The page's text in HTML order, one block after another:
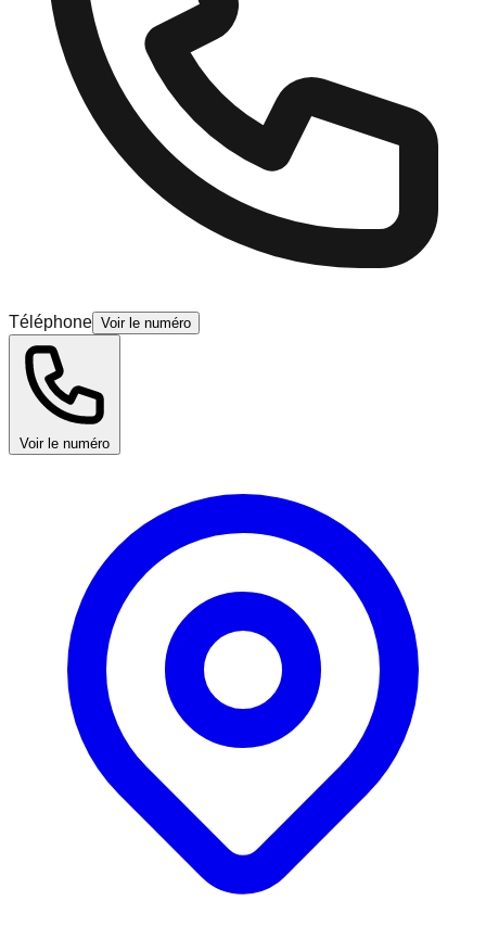
Téléphone Voir le numéro
Voir le numéro